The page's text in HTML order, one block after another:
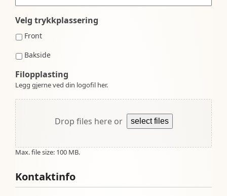
Velg trykkplassering
Front
Bakside
Filopplasting
Legg gjerne ved din logofil her.
Drop files here or select files
Max. file size: 100 MB.
Kontaktinfo